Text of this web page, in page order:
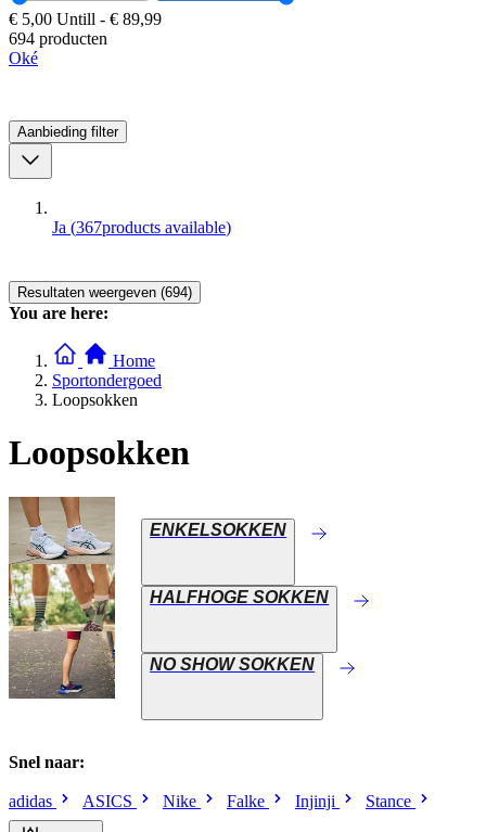
€ 5,00 Untill - € 89,99
694 producten
Oké
Aanbieding filter
Ja (367products available)
Resultaten weergeven (694)
You are here:
Home
Sportondergoed
Loopsokken
Loopsokken
ENKELSOKKEN
HALFHOGE SOKKEN
NO SHOW SOKKEN
Snel naar:
adidas ASICS Nike Falke Injinji Stance